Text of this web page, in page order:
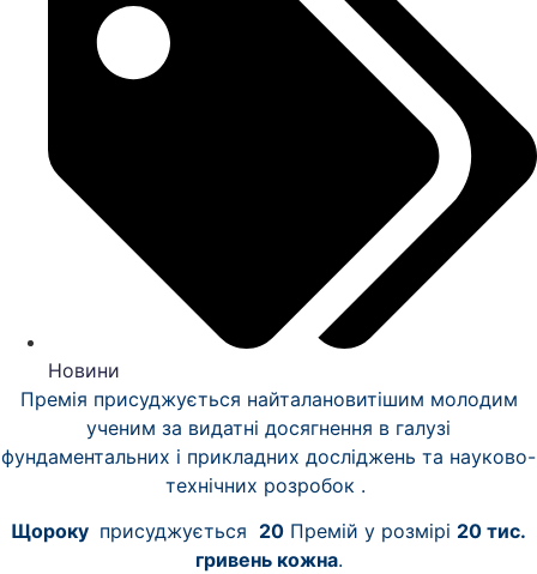
Новини
Премія присуджується найталановитішим молодим
ученим за видатні досягнення в галузі
фундаментальних і прикладних досліджень та науково-
технічних розробок .
Щороку присуджується 20 Премій у розмірі 20 тис.
гривень кожна.